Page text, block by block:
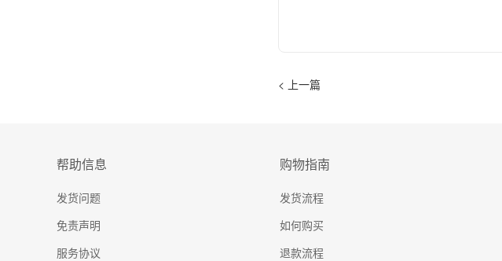
< 上一篇
帮助信息
发货问题
免责声明
服务协议
购物指南
发货流程
如何购买
退款流程